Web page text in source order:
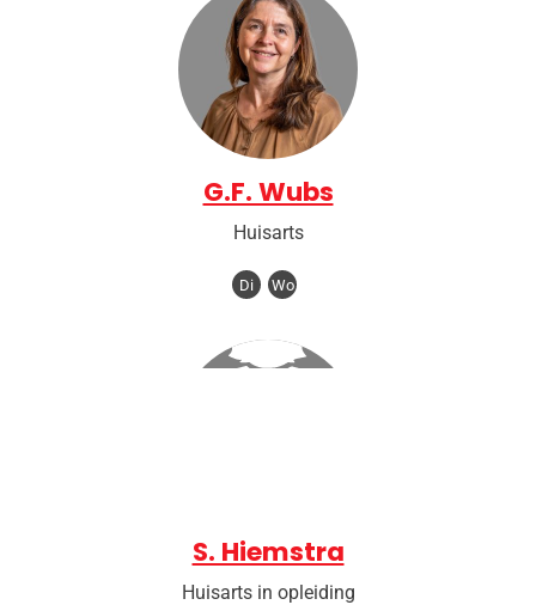
G.F. Wubs
Huisarts
Di Wo
S. Hiemstra
Huisarts in opleiding